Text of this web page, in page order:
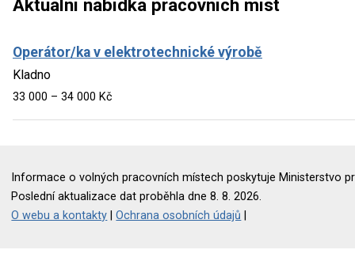
Aktuální nabídka pracovních míst
Operátor/ka v elektrotechnické výrobě
Kladno
33 000 – 34 000 Kč
Informace o volných pracovních místech poskytuje Ministerstvo
Poslední aktualizace dat proběhla dne 8. 8. 2026.
O webu a kontakty |Ochrana osobních údajů